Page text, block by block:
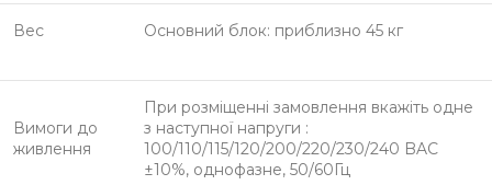
Вес Основний блок: приблизно 45 кг
Вимоги до
живлення
При розміщенні замовлення вкажіть одне
з наступної напруги :
100/110/115/120/200/220/230/240 BAC
±10%, однофазне, 50/60Гц